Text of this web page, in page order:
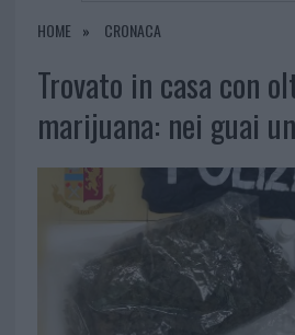
HOME CRONACA
Trovato in casa con
marijuana: nei guai